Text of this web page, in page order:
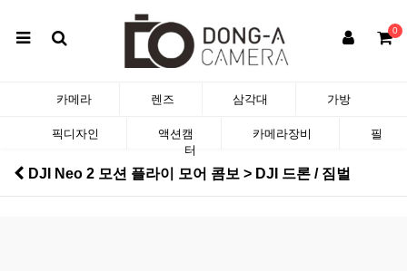
0
카메라 렌즈 삼각대 가방
픽디자인 액션캠 카메라장비
필
터
DJI Neo 2 모션 플라이 모어 콤보 > DJI 드론 / 짐벌